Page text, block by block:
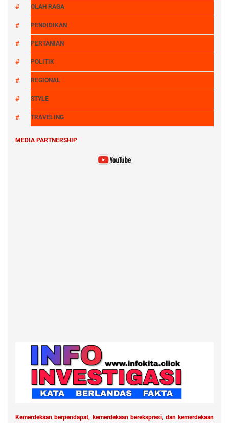
OLAH RAGA
PENDIDIKAN
PERTANIAN
POLITIK
REGIONAL
STYLE
TRAVELING
MEDIA PARTNERSHIP
Kemerdekaan berpendapat, kemerdekaan berekspresi, dan kemerdekaan